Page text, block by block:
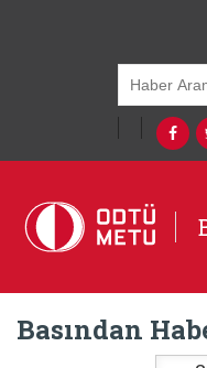
Basından